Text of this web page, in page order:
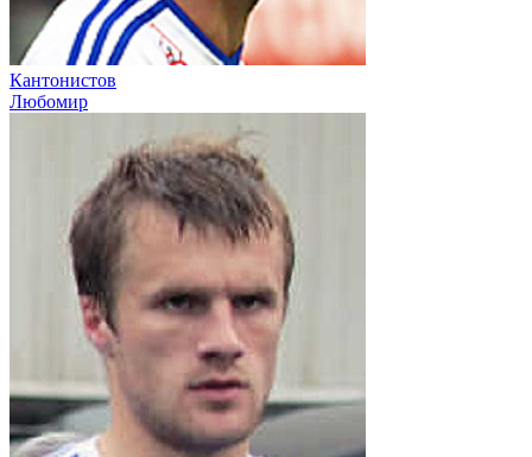
Кантонистов
Любомир